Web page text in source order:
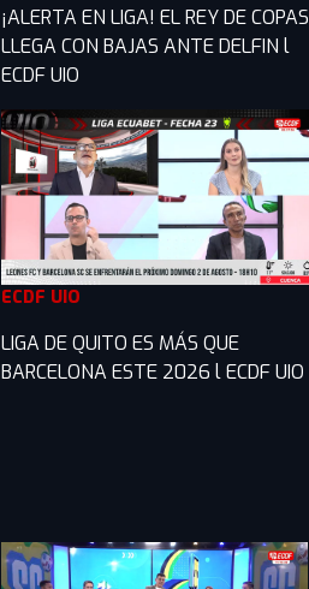
¡ALERTA EN LIGA! EL REY DE COPAS
LLEGA CON BAJAS ANTE DELFIN l
ECDF UIO
ECDF UIO
LIGA DE QUITO ES MÁS QUE
BARCELONA ESTE 2026 l ECDF UIO